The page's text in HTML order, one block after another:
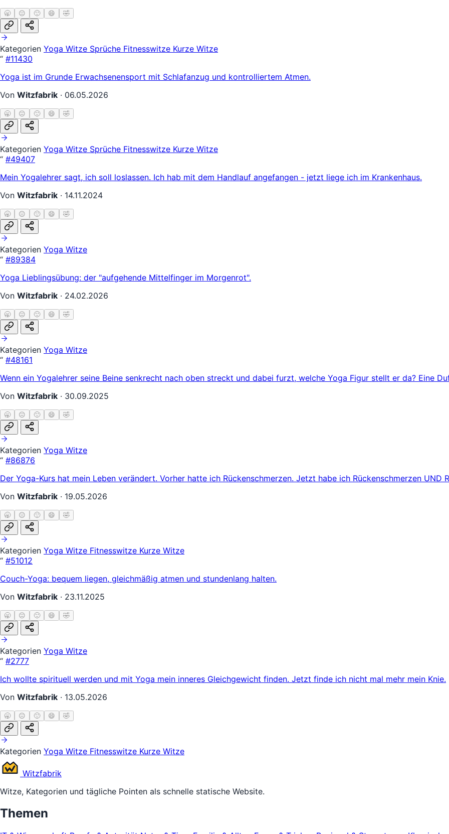
🥱 😐 🙂 😄 🤣
Kategorien Yoga Witze Sprüche Fitnesswitze Kurze Witze
“ #11430
Yoga ist im Grunde Erwachsenensport mit Schlafanzug und kontrolliertem Atmen.
Von Witzfabrik · 06.05.2026
🥱 😐 🙂 😄 🤣
Kategorien Yoga Witze Sprüche Fitnesswitze Kurze Witze
“ #49407
Mein Yogalehrer sagt, ich soll loslassen. Ich hab mit dem Handlauf angefangen - jetzt liege ich im Krankenhaus.
Von Witzfabrik · 14.11.2024
🥱 😐 🙂 😄 🤣
Kategorien Yoga Witze
“ #89384
Yoga Lieblingsübung: der "aufgehende Mittelfinger im Morgenrot".
Von Witzfabrik · 24.02.2026
🥱 😐 🙂 😄 🤣
Kategorien Yoga Witze
“ #48161
Wenn ein Yogalehrer seine Beine senkrecht nach oben streckt und dabei furzt, welche Yoga Figur stellt er da? Eine
Von Witzfabrik · 30.09.2025
🥱 😐 🙂 😄 🤣
Kategorien Yoga Witze
“ #86876
Der Yoga-Kurs hat mein Leben verändert. Vorher hatte ich Rückenschmerzen. Jetzt habe ich Rückenschmerzen UND
Von Witzfabrik · 19.05.2026
🥱 😐 🙂 😄 🤣
Kategorien Yoga Witze Fitnesswitze Kurze Witze
“ #51012
Couch-Yoga: bequem liegen, gleichmäßig atmen und stundenlang halten.
Von Witzfabrik · 23.11.2025
🥱 😐 🙂 😄 🤣
Kategorien Yoga Witze
“ #2777
Ich wollte spirituell werden und mit Yoga mein inneres Gleichgewicht finden. Jetzt finde ich nicht mal mehr mein Knie.
Von Witzfabrik · 13.05.2026
🥱 😐 🙂 😄 🤣
Kategorien Yoga Witze Fitnesswitze Kurze Witze
Witzfabrik
Witze, Kategorien und tägliche Pointen als schnelle statische Website.
Themen